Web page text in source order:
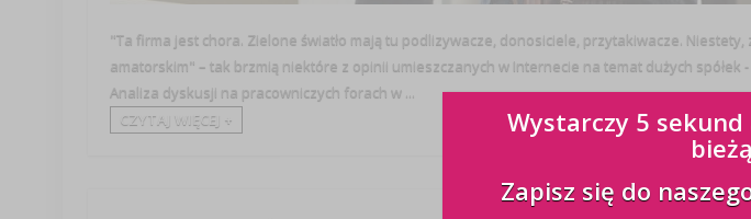
"Ta firma jest chora. Zielone światło mają tu podlizywacze, donosiciele, przytakiwacze.
amatorskim" – tak brzmią niektóre z opinii umieszczanych w Internecie na temat dużych spółek
Analiza dyskusji na pracowniczych forach w ...
CZYTAJ WIĘCEJ +
Wystarczy 5 sekund
Zapisz się do